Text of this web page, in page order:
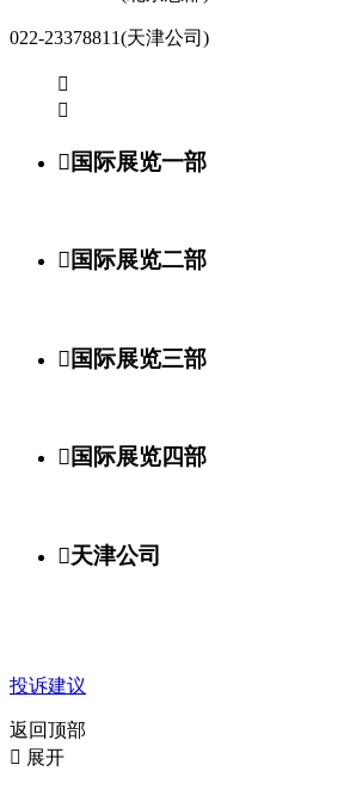
022-23378811(天津公司)


国际展览一部
国际展览二部
国际展览三部
国际展览四部
天津公司
投诉建议
返回顶部
 展开